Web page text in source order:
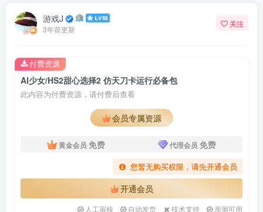
游戏J
3年前更新
关注
AI少女/HS2甜心选择2 仿天刀卡运行必备包
此内容为付费资源，请付费后查看
会员专属资源
黄金会员 免费 代理会员 免费
您暂无购买权限，请先开通会员
开通会员
人工审核 自动发货 技术支持 亲测可用
付费资源